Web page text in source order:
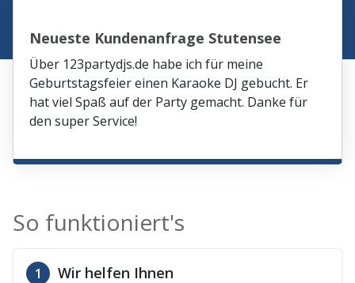
Neueste Kundenanfrage Stutensee
Über 123partydjs.de habe ich für meine
Geburtstagsfeier einen Karaoke DJ gebucht. Er
hat viel Spaß auf der Party gemacht. Danke für
den super Service!
So funktioniert's
1 Wir helfen Ihnen